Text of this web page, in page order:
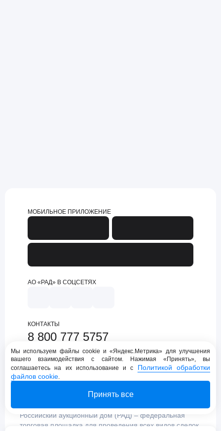
МОБИЛЬНОЕ ПРИЛОЖЕНИЕ
АО «РАД» В СОЦСЕТЯХ
КОНТАКТЫ
8 800 777 5757
support@lot-online.ru
Техническая поддержка
Российский аукционный дом (РАД) – федеральная
торговая площадка для проведения всех видов сделок
Мы используем файлы cookie и «Яндекс.Метрика» для улучшения
вашего взаимодействия с сайтом. Нажимая «Принять», вы
соглашаетесь на их использование и с Политикой обработки
файлов cookie.
Принять все